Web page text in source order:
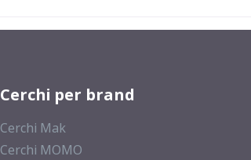
Cerchi per brand
Cerchi Mak
Cerchi MOMO